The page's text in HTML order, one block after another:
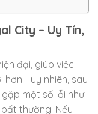
City – Uy Tín,
đại, giúp việc
Tuy nhiên, sau
một số lỗi như
thường. Nếu